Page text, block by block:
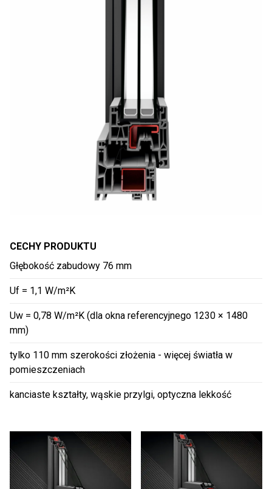
CECHY PRODUKTU
Głębokość zabudowy 76 mm
Uf = 1,1 W/m²K
Uw = 0,78 W/m²K (dla okna referencyjnego 1230 × 1480
mm)
tylko 110 mm szerokości złożenia - więcej światła w
pomieszczeniach
kanciaste kształty, wąskie przylgi, optyczna lekkość